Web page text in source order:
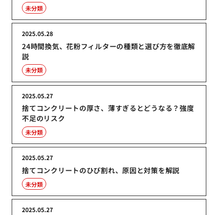
未分類
24時間換気、花粉フィルターの種類と選び方を徹底解
説
2025.05.28
未分類
捨てコンクリートの厚さ、薄すぎるとどうなる？強度
不足のリスク
2025.05.27
未分類
捨てコンクリートのひび割れ、原因と対策を解説
2025.05.27
未分類
2025.05.27